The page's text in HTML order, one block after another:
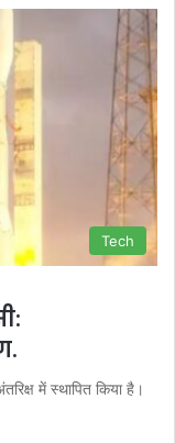
Tech
में स्थापित किया है।